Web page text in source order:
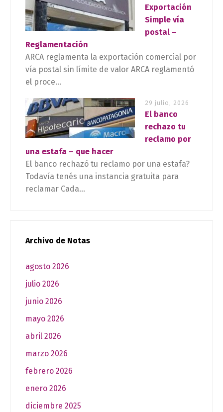
Exportación
Simple vía
postal –
Reglamentación
ARCA reglamenta la exportación comercial por
vía postal sin límite de valor ARCA reglamentó
el proce...
29 julio, 2026
El banco
rechazo tu
reclamo por
una estafa – que hacer
El banco rechazó tu reclamo por una estafa?
Todavía tenés una instancia gratuita para
reclamar Cada...
Archivo de Notas
agosto 2026
julio 2026
junio 2026
mayo 2026
abril 2026
marzo 2026
febrero 2026
enero 2026
diciembre 2025